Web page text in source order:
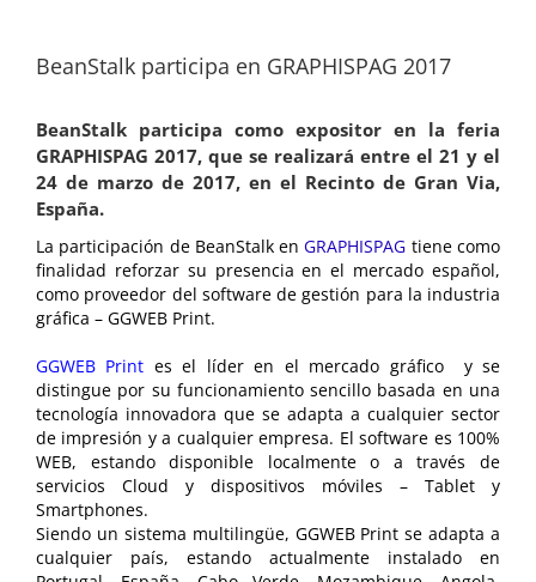
BeanStalk participa en GRAPHISPAG 2017
BeanStalk participa como expositor en la feria
GRAPHISPAG 2017, que se realizará entre el 21 y el
24 de marzo de 2017, en el Recinto de Gran Via,
España.
La participación de BeanStalk enGRAPHISPAG tiene como
finalidad reforzar su presencia en el mercado español,
como proveedor del software de gestión para la industria
gráfica – GGWEB Print.
GGWEB Print es el líder en el mercado gráfico y se
distingue por su funcionamiento sencillo basada en una
tecnología innovadora que se adapta a cualquier sector
de impresión y a cualquier empresa. El software es 100%
WEB, estando disponible localmente o a través de
servicios Cloud y dispositivos móviles – Tablet y
Smartphones.
Siendo un sistema multilingüe, GGWEB Print se adapta a
cualquier país, estando actualmente instalado en